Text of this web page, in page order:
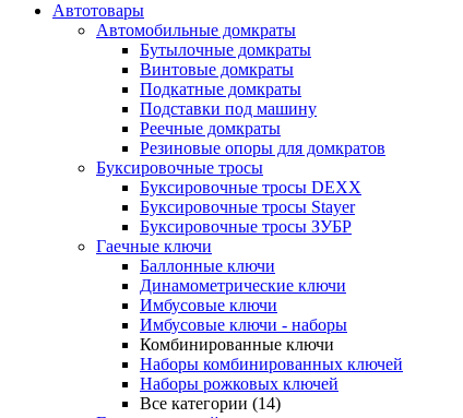
Автотовары
Автомобильные домкраты
Бутылочные домкраты
Винтовые домкраты
Подкатные домкраты
Подставки под машину
Реечные домкраты
Резиновые опоры для домкратов
Буксировочные тросы
Буксировочные тросы DEXX
Буксировочные тросы Stayer
Буксировочные тросы ЗУБР
Гаечные ключи
Баллонные ключи
Динамометрические ключи
Имбусовые ключи
Имбусовые ключи - наборы
Комбинированные ключи
Наборы комбинированных ключей
Наборы рожковых ключей
Все категории (14)